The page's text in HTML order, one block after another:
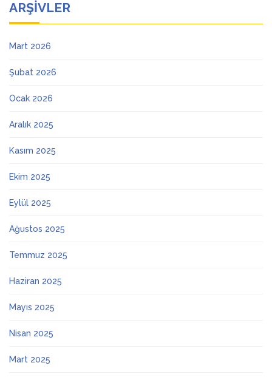
ARŞIVLER
Mart 2026
Şubat 2026
Ocak 2026
Aralık 2025
Kasım 2025
Ekim 2025
Eylül 2025
Ağustos 2025
Temmuz 2025
Haziran 2025
Mayıs 2025
Nisan 2025
Mart 2025